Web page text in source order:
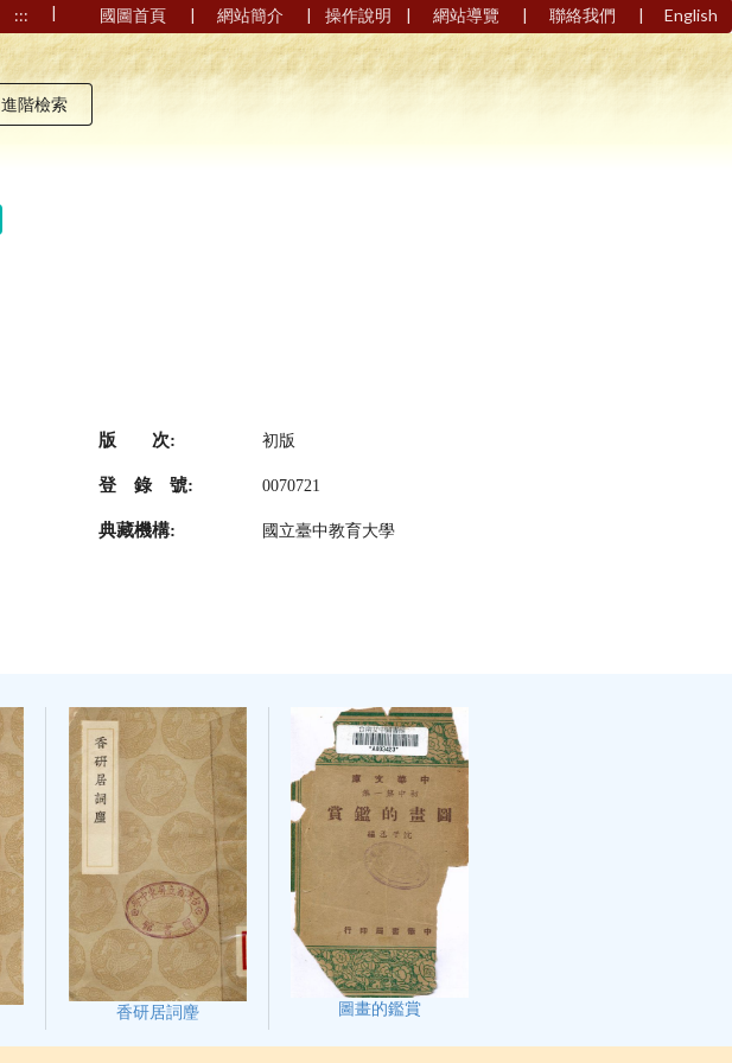
::: | 國圖首頁 | 網站簡介 | 操作說明 | 網站導覽 | 聯絡我們 | English
進階檢索
版 次: 初版
登 錄 號: 0070721
典藏機構: 國立臺中教育大學
香研居詞麈 圖畫的鑑賞